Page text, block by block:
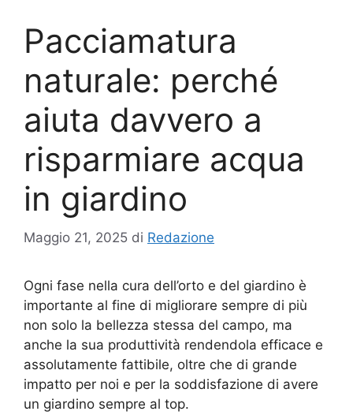
Pacciamatura
naturale: perché
aiuta davvero a
risparmiare acqua
in giardino
Maggio 21, 2025 di Redazione
Ogni fase nella cura dell’orto e del giardino è
importante al fine di migliorare sempre di più
non solo la bellezza stessa del campo, ma
anche la sua produttività rendendola efficace e
assolutamente fattibile, oltre che di grande
impatto per noi e per la soddisfazione di avere
un giardino sempre al top.